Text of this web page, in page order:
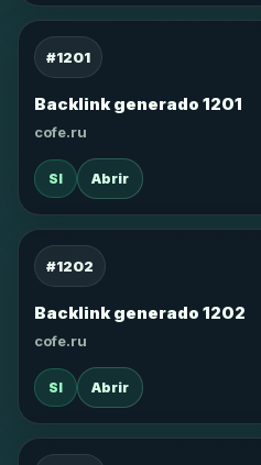
#1201
Backlink generado 1201
cofe.ru
SI Abrir
#1202
Backlink generado 1202
cofe.ru
SI Abrir